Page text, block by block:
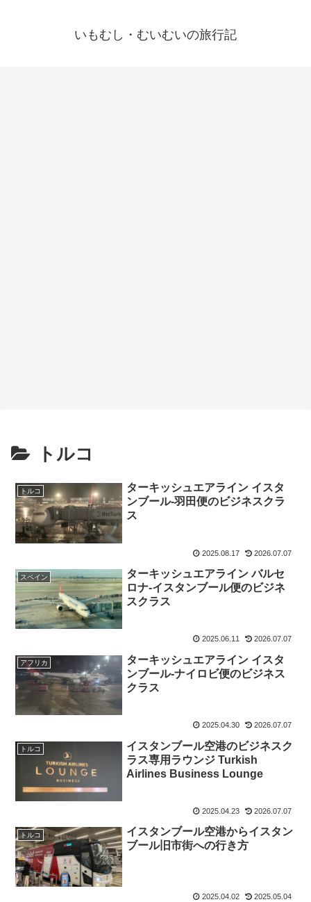
いもむし・むいむいの旅行記
トルコ
トルコ
ターキッシュエアライン イスタ
ンブール-羽田便のビジネスクラ
ス
2025.08.17 2026.07.07
スペイン
ターキッシュエアライン バルセ
ロナ-イスタンブール便のビジネ
スクラス
2025.06.11 2026.07.07
アフリカ
ターキッシュエアライン イスタ
ンブール-ナイロビ便のビジネス
クラス
2025.04.30 2026.07.07
トルコ
イスタンブール空港のビジネスク
ラス専用ラウンジ Turkish
Airlines Business Lounge
2025.04.23 2026.07.07
トルコ
イスタンブール空港からイスタン
ブール旧市街への行き方
2025.04.02 2025.05.04